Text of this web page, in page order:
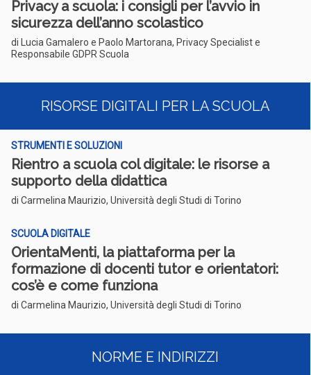
Privacy a scuola: i consigli per l’avvio in
sicurezza dell’anno scolastico
di Lucia Gamalero e Paolo Martorana, Privacy Specialist e
Responsabile GDPR Scuola
RISORSE DIGITALI PER LA SCUOLA
STRUMENTI E SOLUZIONI
Rientro a scuola col digitale: le risorse a
supporto della didattica
di Carmelina Maurizio, Università degli Studi di Torino
SCUOLA DIGITALE
OrientaMenti, la piattaforma per la
formazione di docenti tutor e orientatori:
cos’è e come funziona
di Carmelina Maurizio, Università degli Studi di Torino
NORME E INDIRIZZI